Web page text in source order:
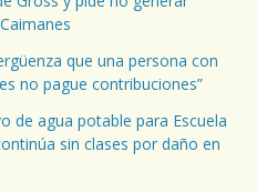
que una persona con
no pague contribuciones”
de agua potable para Escuela
sin clases por daño en